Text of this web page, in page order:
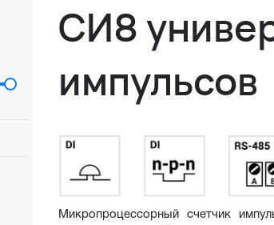
СИ8
импульсов
Микропроцессорный счетчик